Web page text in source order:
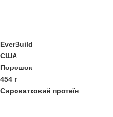
EverBuild
США
Порошок
454 г
Сироватковий протеїн